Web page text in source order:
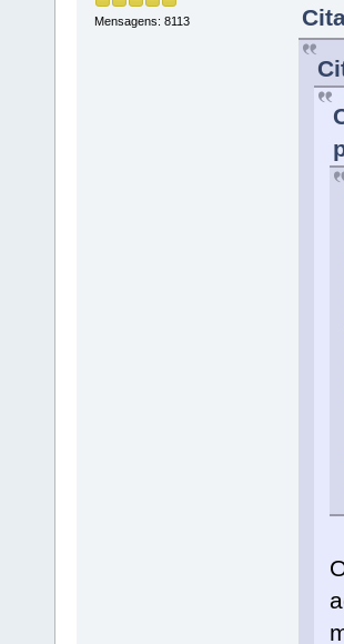
Mensagens: 8113